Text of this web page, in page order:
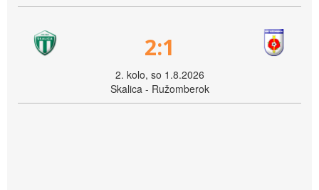
2:1
2. kolo, so 1.8.2026
Skalica - Ružomberok